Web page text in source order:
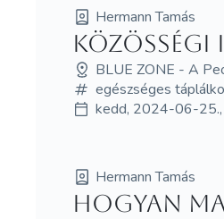
Hermann Tamás
Közösségi
BLUE ZONE - A
egészséges
kedd, 2024-06-
Hermann Tamás
Hogyan